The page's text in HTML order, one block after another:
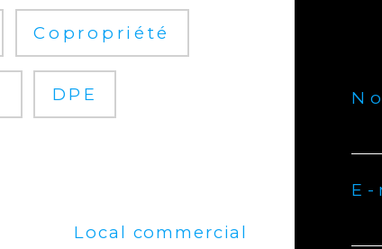
Copropriété
DPE
Local commercial